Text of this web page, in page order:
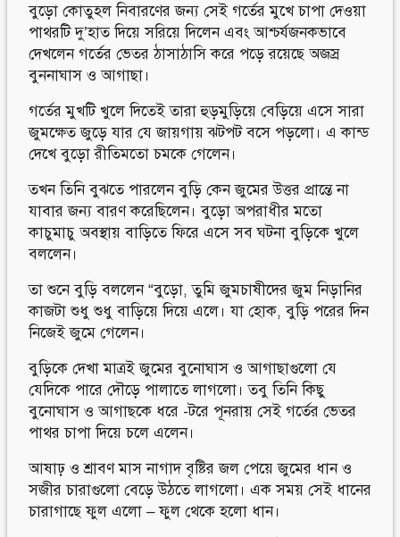
বুড়ো কোতুহল নিবারণের জন্য সেই গর্তের মুখে চাপা দেওয়া
পাথরটি দু’হাত দিয়ে সরিয়ে দিলেন এবং আশ্চর্যজনকভাবে
দেখলেন গর্তের ভেতর ঠাসাঠাসি করে পড়ে রয়েছে অজস্র
বুননাঘাস ও আগাছা।
গর্তের মুখটি খুলে দিতেই তারা হুড়মুড়িয়ে বেড়িয়ে এসে সারা
জুমক্ষেত জুড়ে যার যে জায়গায় ঝটপট বসে পড়লো। এ কান্ড
দেখে বুড়ো রীতিমতো চমকে গেলেন।
তখন তিনি বুঝতে পারলেন বুড়ি কেন জুমের উত্তর প্রান্তে না
যাবার জন্য বারণ করেছিলেন। বুড়ো অপরাধীর মতো
কাচুমাচু অবস্থায় বাড়িতে ফিরে এসে সব ঘটনা বুড়িকে খুলে
বললেন।
তা শুনে বুড়ি বললেন “বুড়ো, তুমি জুমচাষীদের জুম নিড়ানির
কাজটা শুধু শুধু বাড়িয়ে দিয়ে এলে। যা হোক, বুড়ি পরের দিন
নিজেই জুমে গেলেন।
বুড়িকে দেখা মাত্রই জুমের বুনোঘাস ও আগাছাগুলো যে
যেদিকে পারে দৌড়ে পালাতে লাগলো। তবু তিনি কিছু
বুনোঘাস ও আগাছকে ধরে -টরে পূনরায় সেই গর্তের ভেতর
পাথর চাপা দিয়ে চলে এলেন।
আষাঢ় ও শ্রাবণ মাস নাগাদ বৃষ্টির জল পেয়ে জুমের ধান ও
সজীর চারাগুলো বেড়ে উঠতে লাগলো। এক সময় সেই ধানের
চারাগাছে ফুল এলো – ফুল থেকে হলো ধান।